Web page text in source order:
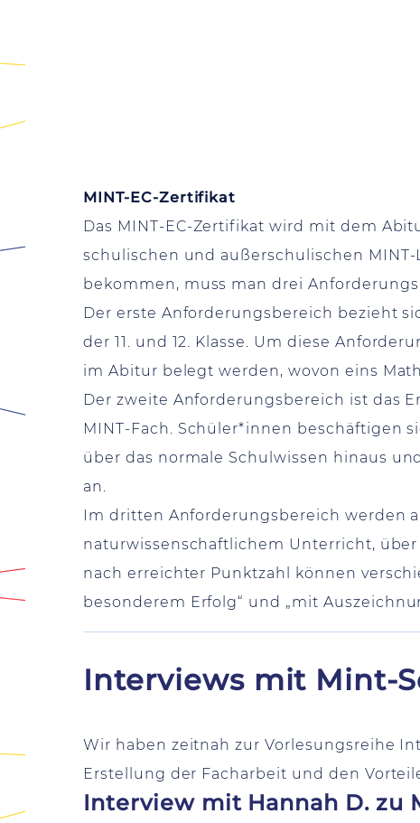
MINT-EC-Zertifikat
Das MINT-EC-Zertifikat wird mit dem
schulischen und außerschulischen MINT-
bekommen, muss man drei
Der erste Anforderungsbereich bezieht
der 11. und 12. Klasse. Um diese
im Abitur belegt werden, wovon eins
Der zweite Anforderungsbereich ist das
MINT-Fach. Schüler*innen beschäftigen
über das normale Schulwissen hinaus
an.
Im dritten Anforderungsbereich werden
naturwissenschaftlichem Unterricht, über
nach erreichter Punktzahl können
besonderem Erfolg“ und „mit
Interviews mit Mint-
Wir haben zeitnah zur Vorlesungsreihe
Erstellung der Facharbeit und den
Interview mit Hannah D. zu